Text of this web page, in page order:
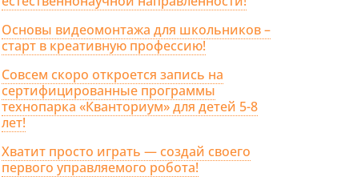
Основы видеомонтажа для школьников –
старт в креативную профессию!
Совсем скоро откроется запись на
сертифицированные программы
технопарка «Кванториум» для детей 5-8
лет!
Хватит просто играть — создай своего
первого управляемого робота!